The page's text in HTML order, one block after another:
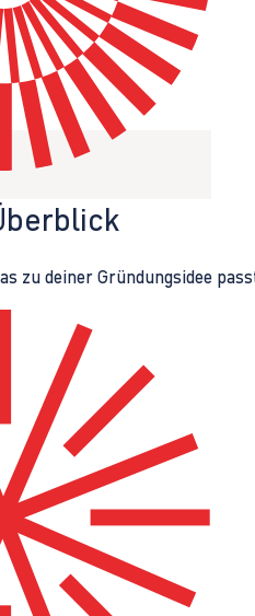
zu deiner Gründungsidee